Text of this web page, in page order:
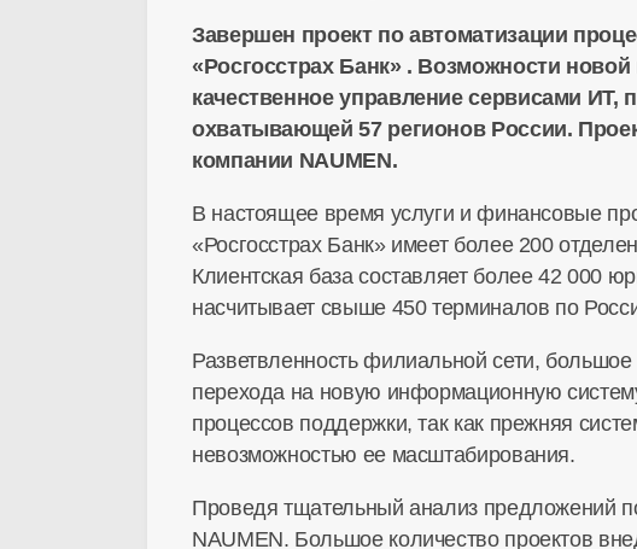
Завершен проект по автоматизации
«Росгосстрах Банк» . Возможности
качественное управление сервисами
охватывающей 57 регионов России.
компании NAUMEN.
В настоящее время услуги и финансовые
«Росгосстрах Банк» имеет более 200
Клиентская база составляет более 42 000
насчитывает свыше 450 терминалов по
Разветвленность филиальной сети,
перехода на новую информационную
процессов поддержки, так как прежняя
невозможностью ее масштабирования.
Проведя тщательный анализ предложений
NAUMEN. Большое количество проектов